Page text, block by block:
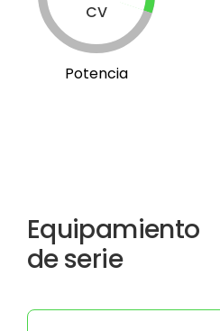
CV
Potencia
Equipamiento
de serie